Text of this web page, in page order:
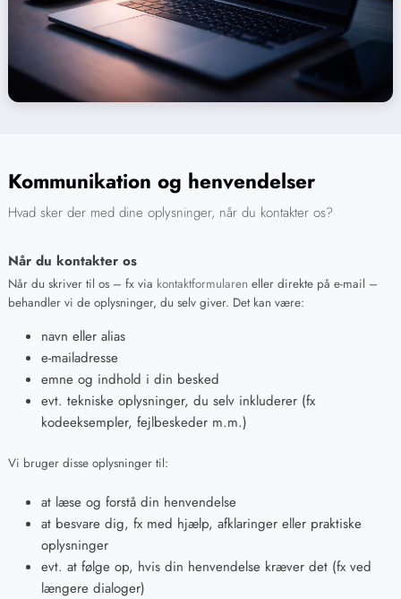
Kommunikation og henvendelser
Hvad sker der med dine oplysninger, når du kontakter os?
Når du kontakter os
Når du skriver til os – fx via kontaktformularen eller direkte på e-mail –
behandler vi de oplysninger, du selv giver. Det kan være:
navn eller alias
e-mailadresse
emne og indhold i din besked
evt. tekniske oplysninger, du selv inkluderer (fx
kodeeksempler, fejlbeskeder m.m.)
Vi bruger disse oplysninger til:
at læse og forstå din henvendelse
at besvare dig, fx med hjælp, afklaringer eller praktiske
oplysninger
evt. at følge op, hvis din henvendelse kræver det (fx ved
længere dialoger)